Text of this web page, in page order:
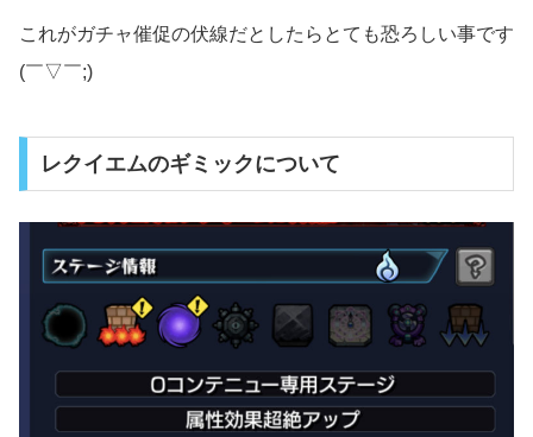
これがガチャ催促の伏線だとしたらとても恐ろしい事です
(￣▽￣;)
レクイエムのギミックについて